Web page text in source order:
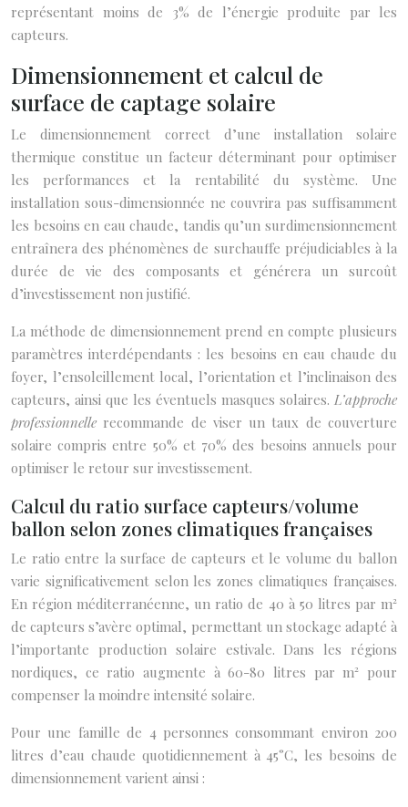
représentant moins de 3% de l’énergie produite par les
capteurs.
Dimensionnement et calcul de
surface de captage solaire
Le dimensionnement correct d’une installation solaire
thermique constitue un facteur déterminant pour optimiser
les performances et la rentabilité du système. Une
installation sous-dimensionnée ne couvrira pas suffisamment
les besoins en eau chaude, tandis qu’un surdimensionnement
entraînera des phénomènes de surchauffe préjudiciables à la
durée de vie des composants et générera un surcoût
d’investissement non justifié.
La méthode de dimensionnement prend en compte plusieurs
paramètres interdépendants : les besoins en eau chaude du
foyer, l’ensoleillement local, l’orientation et l’inclinaison des
capteurs, ainsi que les éventuels masques solaires. L’approche
professionnelle recommande de viser un taux de couverture
solaire compris entre 50% et 70% des besoins annuels pour
optimiser le retour sur investissement.
Calcul du ratio surface capteurs/volume
ballon selon zones climatiques françaises
Le ratio entre la surface de capteurs et le volume du ballon
varie significativement selon les zones climatiques françaises.
En région méditerranéenne, un ratio de 40 à 50 litres par m²
de capteurs s’avère optimal, permettant un stockage adapté à
l’importante production solaire estivale. Dans les régions
nordiques, ce ratio augmente à 60-80 litres par m² pour
compenser la moindre intensité solaire.
Pour une famille de 4 personnes consommant environ 200
litres d’eau chaude quotidiennement à 45°C, les besoins de
dimensionnement varient ainsi :